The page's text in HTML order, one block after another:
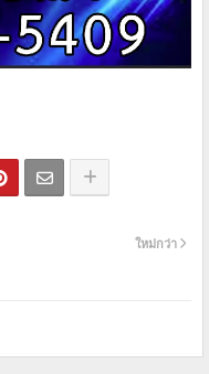
ใหม่กว่า